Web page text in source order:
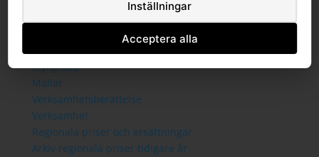
Styrgrupp
Mallar
Verksamhetsberättelse
Verksamhet
Regionala priser och ersättningar
Arkiv regionala priser tidigare år
Inställningar
Acceptera alla